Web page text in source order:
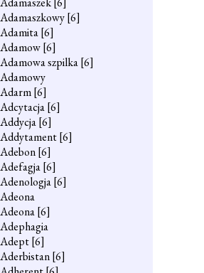
Adamaszkowy[6]
Adamita[6]
Adamow[6]
Adamowa szpilka[6]
Adamowy
Adarm[6]
Adcytacja[6]
Addycja[6]
Addytament[6]
Adebon[6]
Adefagja[6]
Adenologja[6]
Adeona
Adeona[6]
Adephagia
Adept[6]
Aderbistan[6]